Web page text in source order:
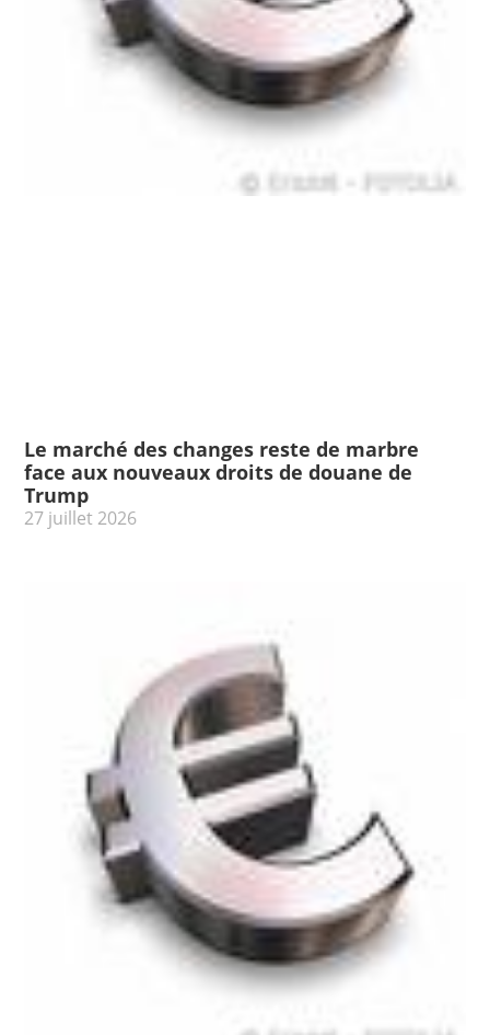
Le marché des changes reste de marbre
face aux nouveaux droits de douane de
Trump
27 juillet 2026